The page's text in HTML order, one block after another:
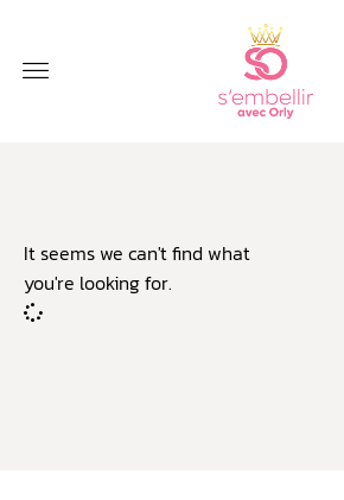
It seems we can't find what
you're looking for.